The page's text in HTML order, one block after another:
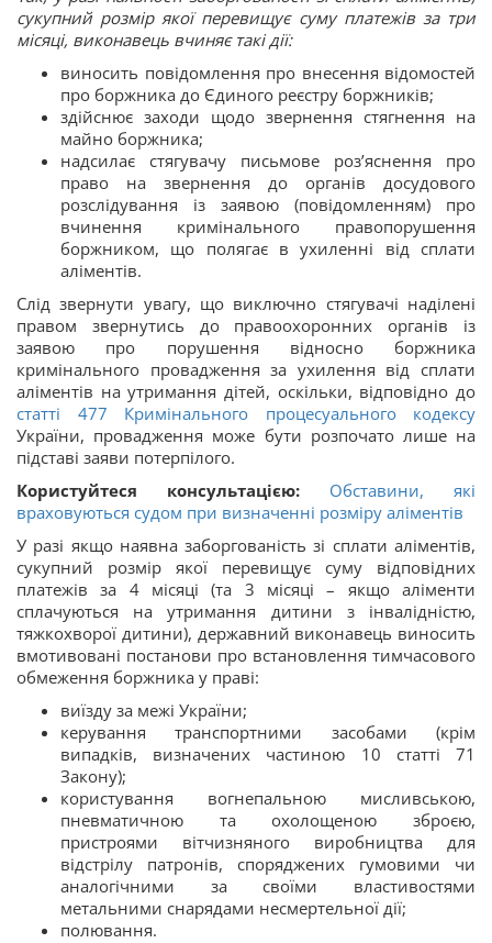
сукупний розмір якої перевищує суму платежів за три
місяці, виконавець вчиняє такі дії:
виносить повідомлення про внесення відомостей
про боржника до Єдиного реєстру боржників;
здійснює заходи щодо звернення стягнення на
майно боржника;
надсилає стягувачу письмове роз’яснення про
право на звернення до органів досудового
розслідування із заявою (повідомленням) про
вчинення кримінального правопорушення
боржником, що полягає в ухиленні від сплати
аліментів.
Слід звернути увагу, що виключно стягувачі наділені
правом звернутись до правоохоронних органів із
заявою про порушення відносно боржника
кримінального провадження за ухилення від сплати
аліментів на утримання дітей, оскільки, відповідно до
статті 477 Кримінального процесуального кодексу
України, провадження може бути розпочато лише на
підставі заяви потерпілого.
Користуйтеся консультацією: Обставини, які
враховуються судом при визначенні розміру аліментів
У разі якщо наявна заборгованість зі сплати аліментів,
сукупний розмір якої перевищує суму відповідних
платежів за 4 місяці (та 3 місяці – якщо аліменти
сплачуються на утримання дитини з інвалідністю,
тяжкохворої дитини), державний виконавець виносить
вмотивовані постанови про встановлення тимчасового
обмеження боржника у праві:
виїзду за межі України;
керування транспортними засобами (крім
випадків, визначених частиною 10 статті 71
Закону);
користування вогнепальною мисливською,
пневматичною та охолощеною зброєю,
пристроями вітчизняного виробництва для
відстрілу патронів, споряджених гумовими чи
аналогічними за своїми властивостями
метальними снарядами несмертельної дії;
полювання.